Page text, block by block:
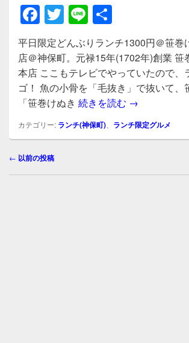
F
a
c
e
b
o
o
k
T
wi
tt
er
Li
n
e
有
平日限定どんぶりランチ1300円＠笹巻
店＠神保町。元禄15年(1702年)創業 笹
本店 ここもテレビでやっていたので、
ゴ！ 魚の小骨を「毛抜き」で抜いて、
「笹巻けぬき 続きを読む 平日限定ど
→
カテゴリー: ランチ(神保町) ランチ限定グルメ
投← 以前の投稿